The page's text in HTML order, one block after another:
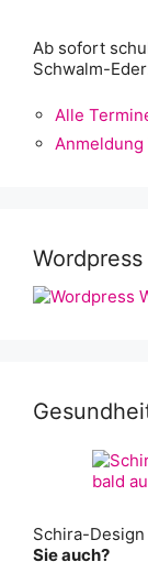
Ab sofort
Schwalm-
Alle
Anmeldung
Schira-
Sie auch?